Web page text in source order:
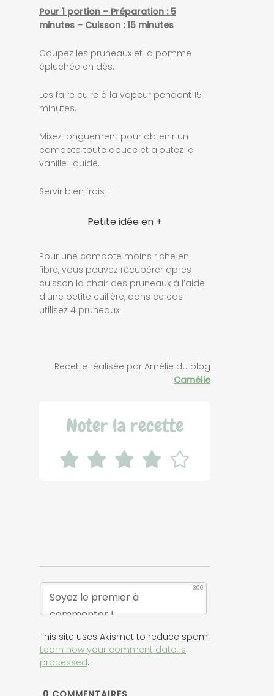
Pour 1 portion – Préparation : 5
minutes – Cuisson : 15 minutes
Coupez les pruneaux et la pomme
épluchée en dès.
Les faire cuire à la vapeur pendant 15
minutes.
Mixez longuement pour obtenir un
compote toute douce et ajoutez la
vanille liquide.
Servir bien frais !
Petite idée en +
Pour une compote moins riche en
fibre, vous pouvez récupérer après
cuisson la chair des pruneaux à l’aide
d’une petite cuillère, dans ce cas
utilisez 4 pruneaux.
Recette réalisée par Amélie du blog
Camélie
Noter la recette
300
This site uses Akismet to reduce spam.
Learn how your comment data is
processed.